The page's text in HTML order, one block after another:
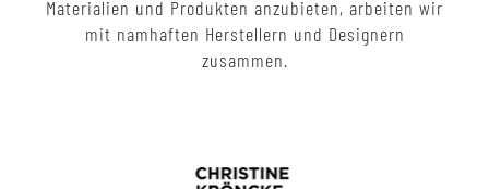
Materialien und Produkten anzubieten, arbeiten wir
mit namhaften Herstellern und Designern
zusammen.